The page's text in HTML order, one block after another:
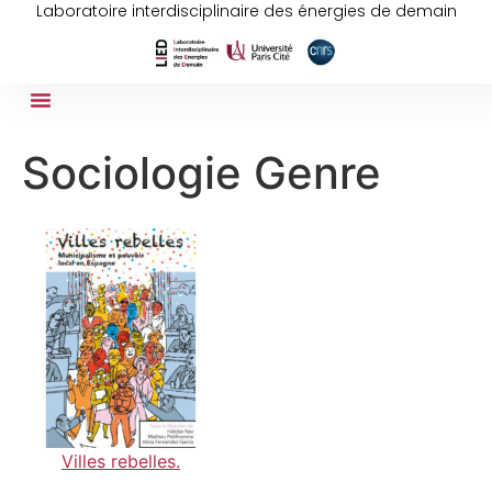
Laboratoire interdisciplinaire des énergies de demain
Sociologie Genre
Villes rebelles.